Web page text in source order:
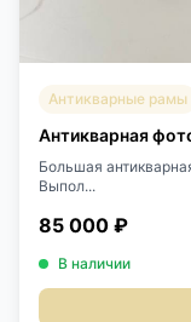
Антикварные рамы
Антикварная
Большая
Выпол...
85 000 ₽
В наличии